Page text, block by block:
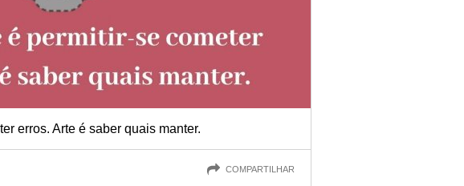
erros. Arte é saber quais manter.
COMPARTILHAR